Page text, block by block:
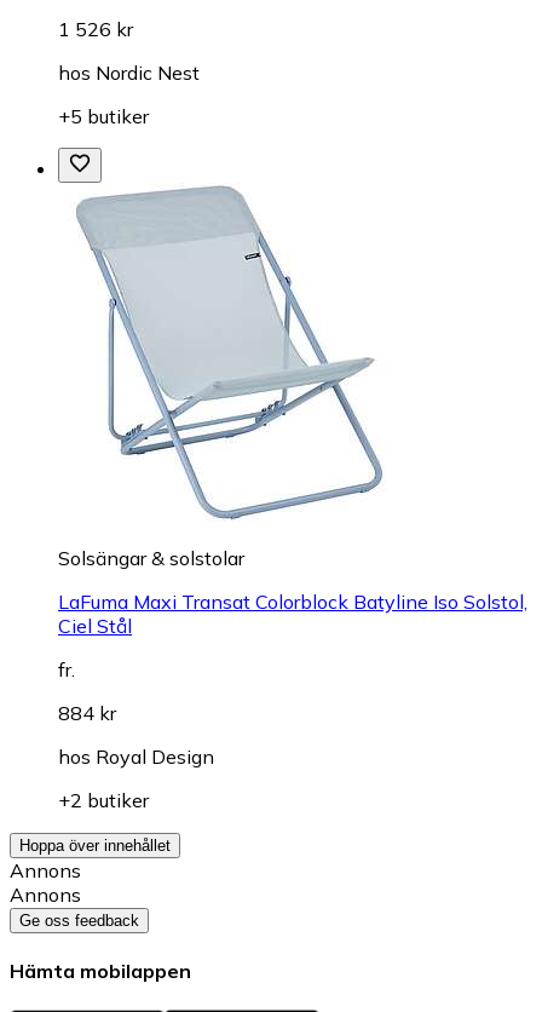
1 526 kr
hos Nordic Nest
+5 butiker
Solsängar & solstolar
LaFuma Maxi Transat Colorblock Batyline Iso Solstol,
Ciel Stål
fr.
884 kr
hos Royal Design
+2 butiker
Hoppa över innehållet
Annons
Annons
Ge oss feedback
Hämta mobilappen